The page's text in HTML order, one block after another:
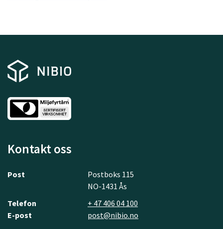
Kontakt oss
Post
Postboks 115
NO-1431 Ås
Telefon
+ 47 406 04 100
E-post
post@nibio.no